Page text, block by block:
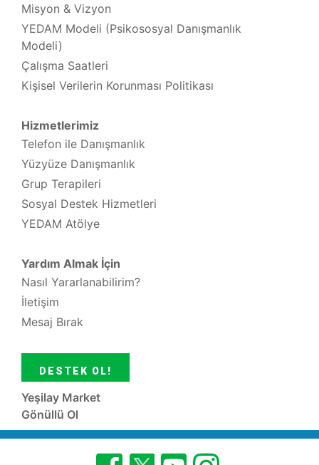
Misyon & Vizyon
YEDAM Modeli (Psikososyal Danışmanlık
Modeli)
Çalışma Saatleri
Kişisel Verilerin Korunması Politikası
Hizmetlerimiz
Telefon ile Danışmanlık
Yüzyüze Danışmanlık
Grup Terapileri
Sosyal Destek Hizmetleri
YEDAM Atölye
Yardım Almak İçin
Nasıl Yararlanabilirim?
İletişim
Mesaj Bırak
DESTEK OL!
Yeşilay Market
Gönüllü Ol